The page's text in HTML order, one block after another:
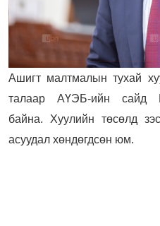
Ашигт малтмалын тухай
талаар АҮЭБ-ийн сайд
байна. Хуулийн төсөлд
асуудал хөндөгдсөн юм.